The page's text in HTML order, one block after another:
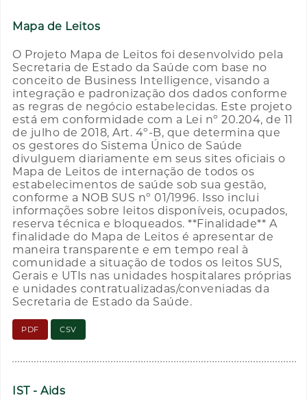
Mapa de Leitos
O Projeto Mapa de Leitos foi desenvolvido pela
Secretaria de Estado da Saúde com base no
conceito de Business Intelligence, visando a
integração e padronização dos dados conforme
as regras de negócio estabelecidas. Este projeto
está em conformidade com a Lei nº 20.204, de 11
de julho de 2018, Art. 4º-B, que determina que
os gestores do Sistema Único de Saúde
divulguem diariamente em seus sites oficiais o
Mapa de Leitos de internação de todos os
estabelecimentos de saúde sob sua gestão,
conforme a NOB SUS nº 01/1996. Isso inclui
informações sobre leitos disponíveis, ocupados,
reserva técnica e bloqueados. **Finalidade** A
finalidade do Mapa de Leitos é apresentar de
maneira transparente e em tempo real à
comunidade a situação de todos os leitos SUS,
Gerais e UTIs nas unidades hospitalares próprias
e unidades contratualizadas/conveniadas da
Secretaria de Estado da Saúde.
PDF CSV
IST - Aids